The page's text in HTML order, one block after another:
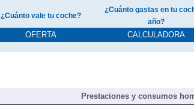
¿Cuánto vale tu coche?
OFERTA
¿Cuánto gastas en tu
año?
CALCULADORA
Prestaciones y consumos